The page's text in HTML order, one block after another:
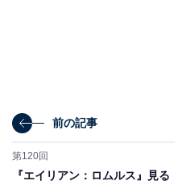
前の記事
第120回
『エイリアン：ロムルス』見る